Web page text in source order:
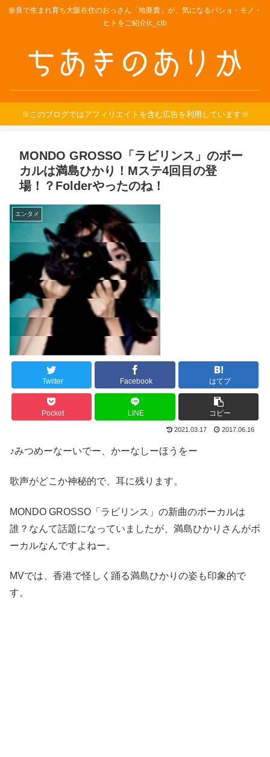
奈良で生まれ育ち大阪在住のおっさん「地亜貴」が、気になるバショ・モノ・
ヒトをご紹介(c_c)b
※このブログではアフィリエイトを含む広告を利用しています※
MONDO GROSSO「ラビリンス」のボー
カルは満島ひかり！Mステ4回目の登
場！？Folderやったのね！
エンタメ
Twitter Facebook はてブ
Pocket LINE コピー
2021.03.17 2017.06.16
♪みつめーなーいでー、かーなしーほうをー
歌声がどこか神秘的で、耳に残ります。
MONDO GROSSO「ラビリンス」の新曲のボーカルは
誰？なんて話題になっていましたが、満島ひかりさんがボ
ーカルなんですよねー。
MVでは、香港で怪しく踊る満島ひかりの姿も印象的で
す。